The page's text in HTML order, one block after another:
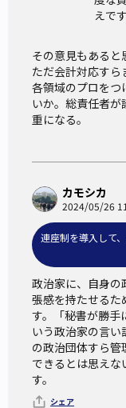
えで
その意見もあると
ただ会計対応す
各領域のプロをつ
いか。総責任者
重になる。
カモシカ
2024/05/26
連座制を導入して
政治家に、自身の
張感を持たせるた
す。「秘書が勝手
いう政治家の言い
の政治団体すら
できるとは思えな
す。
シェア